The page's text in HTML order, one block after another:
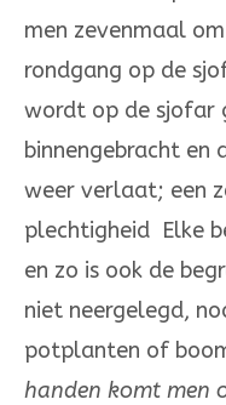
men zevenmaal
rondgang op de
wordt op de sjofar
binnengebracht en
weer verlaat; een
plechtigheid Elke
en zo is ook de
niet neergelegd,
potplanten of
handen komt men